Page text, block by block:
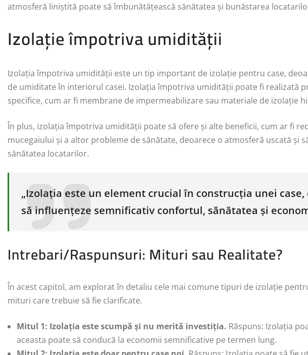
atmosferă liniștită poate să îmbunătățească sănătatea și bunăstarea
Izolație împotriva umidității
Izolația împotriva umidității este un tip important de izolație pentru case,
de umiditate în interiorul casei. Izolația împotriva umidității poate fi realizată
specifice, cum ar fi membrane de impermeabilizare sau materiale de izolație
În plus, izolația împotriva umidității poate să ofere și alte beneficii, cum ar fi
mucegaiului și a altor probleme de sănătate, deoarece o atmosferă uscată și
sănătatea locatarilor.
„Izolația este un element crucial în construcția unei case,
să influențeze semnificativ confortul, sănătatea și
Intrebari/Raspunsuri: Mituri sau Realitate?
În acest capitol, am explorat în detaliu cele mai comune tipuri de izolație
mituri care trebuie să fie clarificate.
Mitul 1: Izolația este scumpă și nu merită investiția. Răspuns: Izolația
aceasta poate să conducă la economii semnificative pe termen lung.